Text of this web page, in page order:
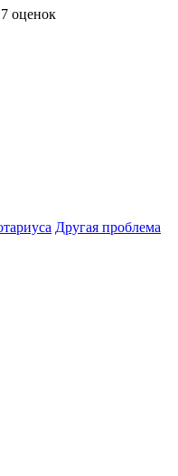
оценок
Другая проблема